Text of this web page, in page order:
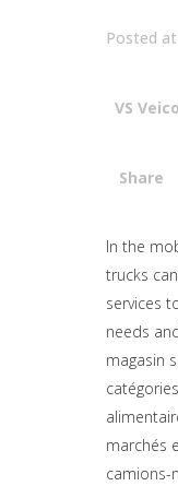
Posted
VS
Share
In the
trucks
services
needs
magasin
marchés
camions-